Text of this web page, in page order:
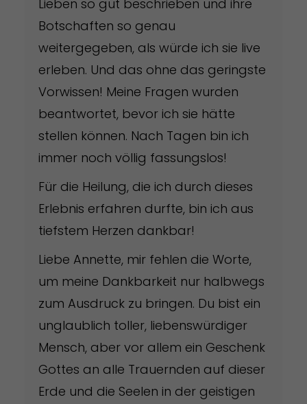
Lieben so gut beschrieben und ihre
Botschaften so genau
weitergegeben, als würde ich sie live
erleben. Und das ohne das geringste
Vorwissen! Meine Fragen wurden
beantwortet, bevor ich sie hätte
stellen können. Nach Tagen bin ich
immer noch völlig fassungslos!
Für die Heilung, die ich durch dieses
Erlebnis erfahren durfte, bin ich aus
tiefstem Herzen dankbar!
Liebe Annette, mir fehlen die Worte,
um meine Dankbarkeit nur halbwegs
zum Ausdruck zu bringen. Du bist ein
unglaublich toller, liebenswürdiger
Mensch, aber vor allem ein Geschenk
Gottes an alle Trauernden auf dieser
Erde und die Seelen in der geistigen